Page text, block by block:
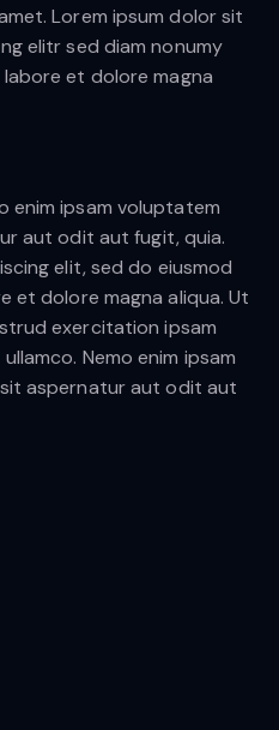
Lorem ipsum dolor sit
elitr sed diam nonumy
et dolore magna
enim ipsam voluptatem
aut odit aut fugit, quia.
elit, sed do eiusmod
et dolore magna aliqua. Ut
exercitation ipsam
Nemo enim ipsam
aspernatur aut odit aut